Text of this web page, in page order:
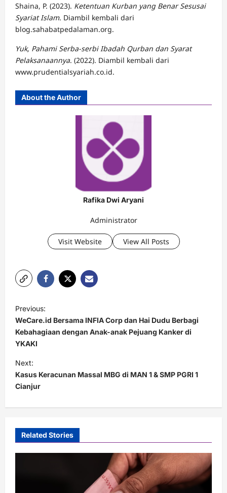
Shaina, P. (2023). Ketentuan Kurban yang Benar Sesusai
Syariat Islam. Diambil kembali dari
blog.sahabatpedalaman.org.
Yuk, Pahami Serba-serbi Ibadah Qurban dan Syarat
Pelaksanaannya. (2022). Diambil kembali dari
www.prudentialsyariah.co.id.
About the Author
Rafika Dwi Aryani
Administrator
Visit Website View All Posts
P
o
s
t
n
a
g
a
Previous:
WeCare.id Bersama INFIA Corp dan Hai Dudu Berbagi
Kebahagiaan dengan Anak-anak Pejuang Kanker di
YKAKI
Next:
Kasus Keracunan Massal MBG di MAN 1 & SMP PGRI 1
Cianjur
Related Stories